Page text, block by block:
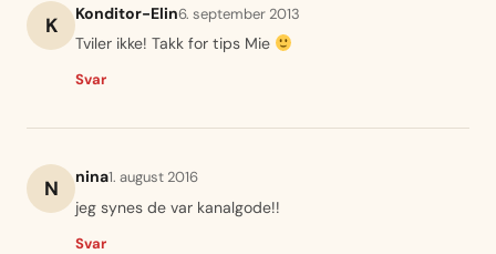
K Konditor-Elin6. september 2013
Tviler ikke! Takk for tips Mie
Svar
N nina1. august 2016
jeg synes de var kanalgode!!
Svar